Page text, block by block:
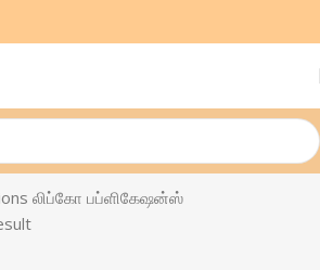
லிப்கோ பப்ளிகேஷன்ஸ்